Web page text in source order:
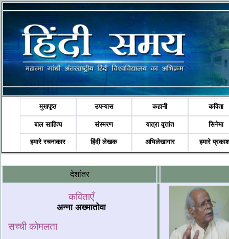
मुखपृष्ठ उपन्यास कहानी कविता
बाल साहित्य संस्मरण यात्रा वृत्तांत सिनेमा
हमारे रचनाकार हिंदी लेखक अभिलेखागार हमारे
देशांतर
कविताएँ
अन्ना अख्मातोवा
सच्ची कोमलता